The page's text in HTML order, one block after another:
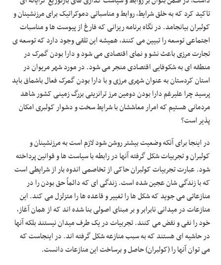
تاکید کرد که به خلق شرایط، روابط و مناسباتی دموکراتیک برای مرزنشینان و
کولبران بیانجامد. در نگاه برنامه ریزانی که فارغ از پیوست ها و مناسبات
اجتماعی توسعه را تبیین می کنند، همیشه این تلقی وجود دارد که توسعه ی
تجارت مرزی باعث نشو و نمای اقتصادی می شود و دارا بودن گمرک در
منطقه ای به شکوفایی اقتصادی منجر می شود. در مورد شهر مریوان در
استان کردستان به عنوان شهری مرزی و با دارا بودن گمرک فعال باشماق باید
پرسید چرا علیرغم دارا بودن دومین مرز ترانزیتی بزرگ زمینی کشور شاهد
مردمانی هستیم که امرار معاششان با شرایط سخت و دشوار کولبری امکان
پذیر است؟
در اینجا برای آنکه وضعیت بیشتر روشن شود لازم است به مرزنشینان و
کولبران و تجربیات شکل گرفته آنها در رابطه با سیاست ها و قوانین پرداخته
شود. عبارت تجربیات کولبران حاکی از تخاصمی اندوه بار از شرایطی است
که با زندگی شان عجین شده است. زندگی ای که دائماً حق بودن را در
منازعاتی می جوید که شکل ها را تغییر و قاعده ها را متزلزل می کند. این
منازعات در میدانی نابرابر و بر مبنای اصولی بنا شده اند که از همان آغاز،
خود را نفی و نقض می کنند. تجربیات در یک طرف میدان نیستند بلکه آنها
در حاشیه ای هستند که به سبب منازعه شکل گرفته اند. در اینجاست که
می توان آنها را (کولبران) حاصل و برساخت این منازعات دانست.